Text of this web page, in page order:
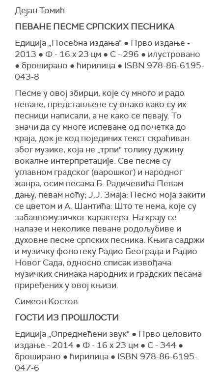
Дејан Томић
ПЕВАНЕ ПЕСМЕ СРПСКИХ ПЕСНИКА
Едиција „Посебна издања" ● Прво издање -
2013 ● Ф - 16 x 23 цм ● С - 296 ● илустровано
● броширано ● ћирилица ● ISBN 978-86-6195-
043-8
Песме у овој збирци, које су много и радо
певане, представљене су онако како су их
песници написали, а не како се певају. То
значи да су многе испеване од почетка до
краја, док је код појединих текст скраћиван
због музике, која не „трпи" толику дужину
вокалне интерпретације. Све песме су
углавном градског (варошког) и народног
жанра, осим песама Б. Радичевића Певам
дању, певам ноћу; Ј.Ј. Змаја: Песмо моја закити
се цветом и А. Шантића: Што те нема, које су
забавномузичког карактера. На крају се
налазе и неколике певане родољубиве и
духовне песме српских песника. Књига садржи
и музичку фонотеку Радио Београда и Радио
Новог Сада, односно списак извођача
музичких снимака народних и градских песама
приређених у овој књизи.
Симеон Костов
ГОСТИ ИЗ ПРОШЛОСТИ
Едиција „Опредмећени звук" ● Прво целовито
издање - 2014 ● Ф - 16 x 23 цм ● С - 344 ●
броширано ● ћирилица ● ISBN 978-86-6195-
047-6